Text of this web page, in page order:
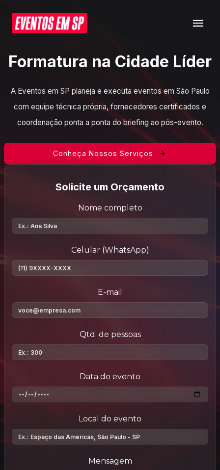
Formatura na Cidade Líder
A Eventos em SP planeja e executa eventos em São Paulo
com equipe técnica própria, fornecedores certificados e
coordenação ponta a ponta do briefing ao pós-evento.
Conheça Nossos Serviços
Solicite um Orçamento
Nome completo
Celular (WhatsApp)
E-mail
Qtd. de pessoas
Data do evento
Local do evento
Mensagem